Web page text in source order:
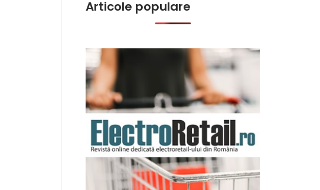
Articole populare